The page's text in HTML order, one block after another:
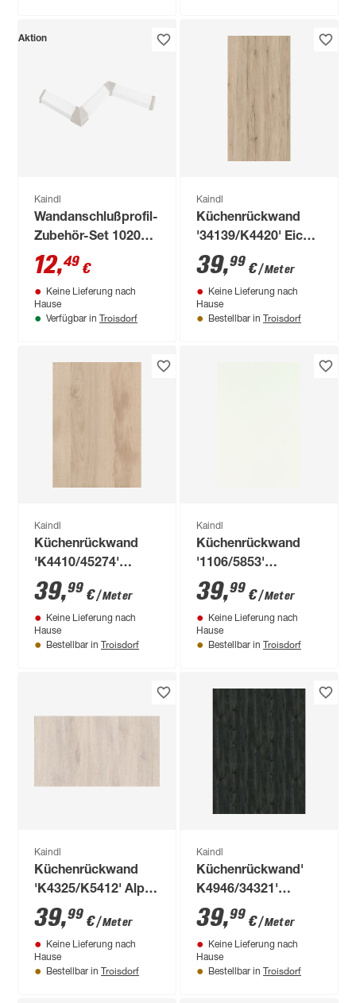
Aktion
Kaindl
Wandanschlußprofil-
Zubehör-Set 1020
sand
12,49 €
Keine Lieferung nach
Hause
Verfügbar in Troisdorf
Kaindl
Küchenrückwand
'34139/K4420' Eiche
Sanremo Sand/Eiche
Evoke Classic beige,
beidseitiges Dekor
4100 x 640 x 15 mm
39,99 €/ Meter
Keine Lieferung nach
Hause
Bestellbar in Troisdorf
Kaindl
Küchenrückwand
'K4410/45274'
Native Oak Light
beige/Cortenstahl
braun, beidseitiges
Dekor 4100 x 640 x
39,99 €/ Meter
Keine Lieferung nach
Hause
Bestellbar in Troisdorf
Kaindl
Küchenrückwand
'1106/5853'
weiß/titan,
beidseitiges Dekor
4100 x 640 x 15 mm
39,99 €/ Meter
Keine Lieferung nach
Hause
Bestellbar in Troisdorf
Kaindl
Küchenrückwand
'K4325/K5412' Alpin
Eiche Snow
beige/Eiche
Endgrain Raw braun,
beidseitiges Dekor
39,99 €/ Meter
Keine Lieferung nach
Hause
Bestellbar in Troisdorf
Kaindl
Küchenrückwand'
K4946/34321'
Hemlock Lava/Oxid
grau, beidseitiges
Dekor 4100 x 640 x
15 mm
39,99 €/ Meter
Keine Lieferung nach
Hause
Bestellbar in Troisdorf